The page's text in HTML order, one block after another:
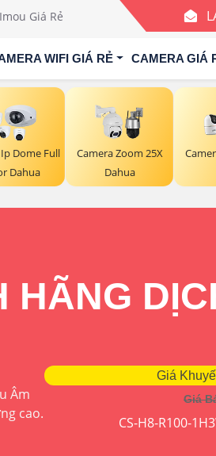
Giá Rẻ
WIFI GIÁ RẺ CAMERA GIÁ
Dome Full
Dahua
Camera Zoom 25X
Dahua
Âm
cao.
Giá
Giá
CS-H8-R100-